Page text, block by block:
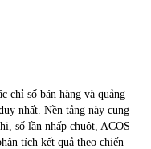
chỉ số bán hàng và quảng
nhất. Nền tảng này cung
số lần nhấp chuột, ACOS
tích kết quả theo chiến